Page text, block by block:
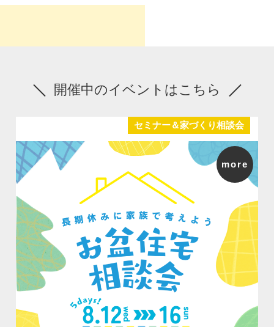
開催中のイベントはこちら
セミナー＆家づくり相談会
more